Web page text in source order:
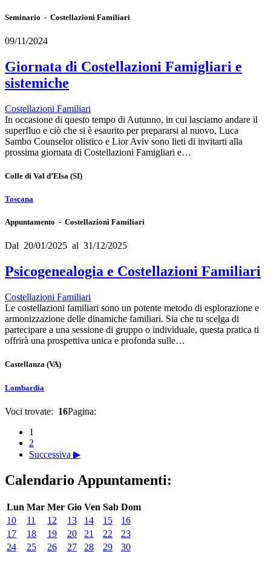
Seminario - Costellazioni Familiari
09/11/2024
Giornata di Costellazioni Famigliari e
sistemiche
Costellazioni Familiari
In occasione di questo tempo di Autunno, in cui lasciamo andare il
superfluo e ciò che si è esaurito per prepararsi al nuovo, Luca
Sambo Counselor olistico e Lior Aviv sono lieti di invitarti alla
prossima giornata di Costellazioni Famigliari e…
Colle di Val d’Elsa (SI)
Toscana
Appuntamento - Costellazioni Familiari
Dal 20/01/2025 al 31/12/2025
Psicogenealogia e Costellazioni Familiari
Costellazioni Familiari
Le costellazioni familiari sono un potente metodo di esplorazione e
armonizzazione delle dinamiche familiari. Sia che tu scelga di
partecipare a una sessione di gruppo o individuale, questa pratica ti
offrirà una prospettiva unica e profonda sulle…
Castellanza (VA)
Lombardia
Voci trovate: 16Pagina:
1
2
Successiva ▶
Calendario Appuntamenti:
Lun Mar Mer Gio Ven Sab Dom
10
11 12 13 14 15
16
17
18 19 20 21 22
23
24
25 26 27 28 29 30